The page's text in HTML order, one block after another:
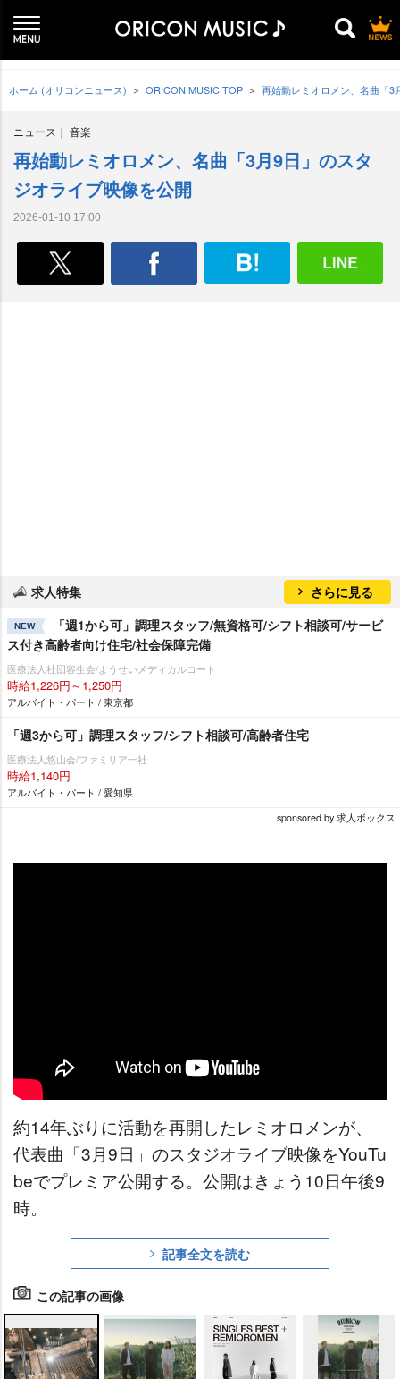
ホーム (オリコンニュース) ORICON MUSIC TOP 再始動レミオロメン、名曲「
ニュース 音楽
再始動レミオロメン、名曲「3月9日」のスタ
ジオライブ映像を公開
2026-01-10 17:00
求人特集 さらに見る
NEW
「週1から可」調理スタッフ/無資格可/シフト相談可/サービ
ス付き高齢者向け住宅/社会保障完備
医療法人社団容生会/ようせいメディカルコート
時給1,226円～1,250円
アルバイト・パート / 東京都
「週3から可」調理スタッフ/シフト相談可/高齢者住宅
医療法人悠山会/ファミリア一社
時給1,140円
アルバイト・パート / 愛知県
sponsored by 求人ボックス
約14年ぶりに活動を再開したレミオロメンが、
代表曲「3月9日」のスタジオライブ映像をYouTu
beでプレミア公開する。公開はきょう10日午後9
時。
記事全文を読む
この記事の画像